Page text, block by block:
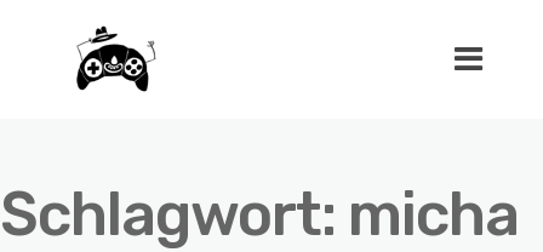
Schlagwort: micha